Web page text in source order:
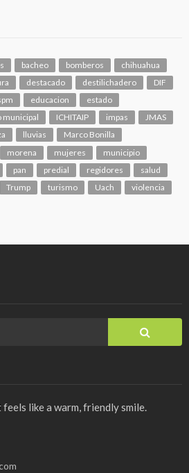
bacheo bomberos
chihuahua
destacado destilichadero
DIF
educacion
estado
municipal ICHITAIP impas
JMAS
lluvias
Marco Bonilla
morena mujeres
municipio
pan predial regidores
salud
Trump turismo Uach violencia
like a warm, friendly smile.